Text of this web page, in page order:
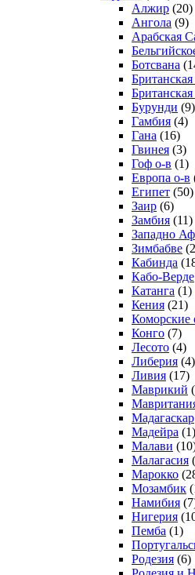
Алжир (20)
Ангола (9)
Арабская
Ботсвана
Бурунди (9)
Гамбия (4)
Гана (16)
Гвинея (3)
Гоф о-в (1)
Европа о-в
Египет (50)
Заир (6)
Замбия (11)
Западно
Зимбабве
Кабинда
Кабо-Верде
Катанга (1)
Кения (21)
Коморcкие
Конго (7)
Лесото (4)
Либерия (4)
Ливия (17)
Маврикий
Мадагаскар
Мадейра (1)
Малави
Малагасия
Марокко
Мозамбик
Намибия
Нигерия
Пемба (1)
Родезия (6)